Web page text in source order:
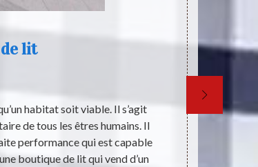
lit
habitat soit viable. Il s’agit
de tous les êtres humains. Il
performance qui est capable
boutique de lit qui vend d’un
Le lit